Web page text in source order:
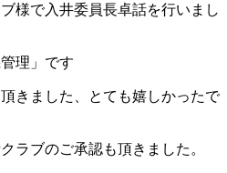
様で入井委員長卓話を行いまし
理」です
きました、とても嬉しかったで
ラブのご承認も頂きました。